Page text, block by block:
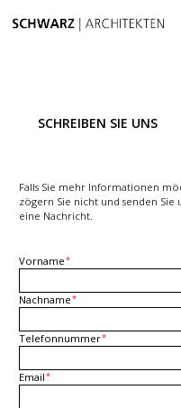
SCHREIBEN SIE UNS
Falls Sie mehr Informationen
zögern Sie nicht und senden Sie
eine Nachricht.
Vorname*
Nachname*
Telefonnummer*
Email*